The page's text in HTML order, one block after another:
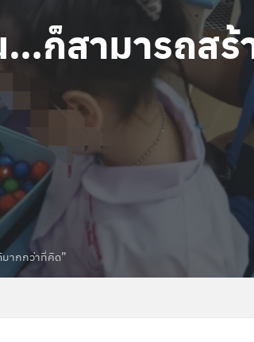
ก็สามารถสร้
ากกว่าที่คิด”